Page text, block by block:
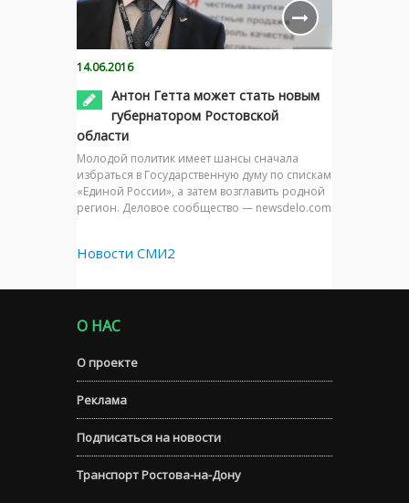
14.06.2016
Антон Гетта может стать новым
губернатором Ростовской
области
Молодой политик имеет шансы сначала
избраться в Государственную думу по спискам
«Единой России», а затем возглавить родной
регион. Деловое сообщество — newsdelo.com
Новости СМИ2
О НАС
О проекте
Реклама
Подписаться на новости
Транспорт Ростова-на-Дону